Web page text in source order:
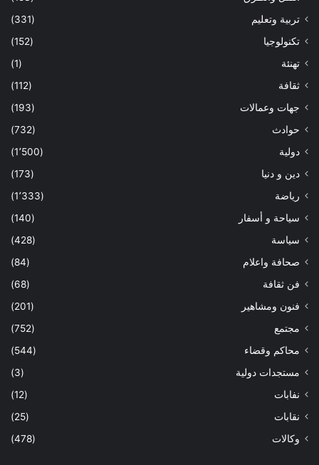
تربية وتعليم
(331)
تكنولوجيا
(152)
تهنئة
(1)
ثقافة
(112)
جهات وعمالات
(193)
حوادث
(732)
دولية
(1٬500)
دين و دنيا
(173)
رياضة
(1٬333)
سياحة و أسفار
(140)
سياسة
(428)
صحافة واعلام
(84)
فن ثقافة
(68)
فنون ومشاهير
(201)
مجتمع
(752)
محاكم وقضاء
(544)
مستجدات دولية
(3)
نفابات
(12)
نقابات
(25)
وكالات
(478)